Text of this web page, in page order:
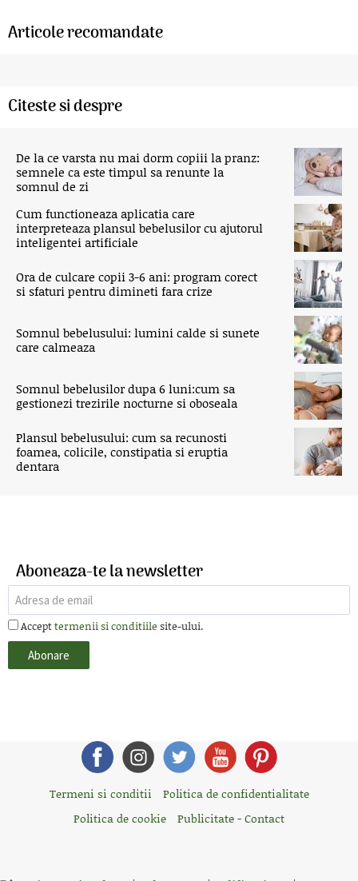
Articole recomandate
Citeste si despre
De la ce varsta nu mai dorm copiii la pranz:
semnele ca este timpul sa renunte la
somnul de zi
Cum functioneaza aplicatia care
interpreteaza plansul bebelusilor cu ajutorul
inteligentei artificiale
Ora de culcare copii 3-6 ani: program corect
si sfaturi pentru dimineti fara crize
Somnul bebelusului: lumini calde si sunete
care calmeaza
Somnul bebelusilor dupa 6 luni:cum sa
gestionezi trezirile nocturne si oboseala
Plansul bebelusului: cum sa recunosti
foamea, colicile, constipatia si eruptia
dentara
Aboneaza-te la newsletter
Accepttermenii si conditiile site-ului.
Termeni si conditii
Politica de confidentialitate
Politica de cookie
Publicitate - Contact